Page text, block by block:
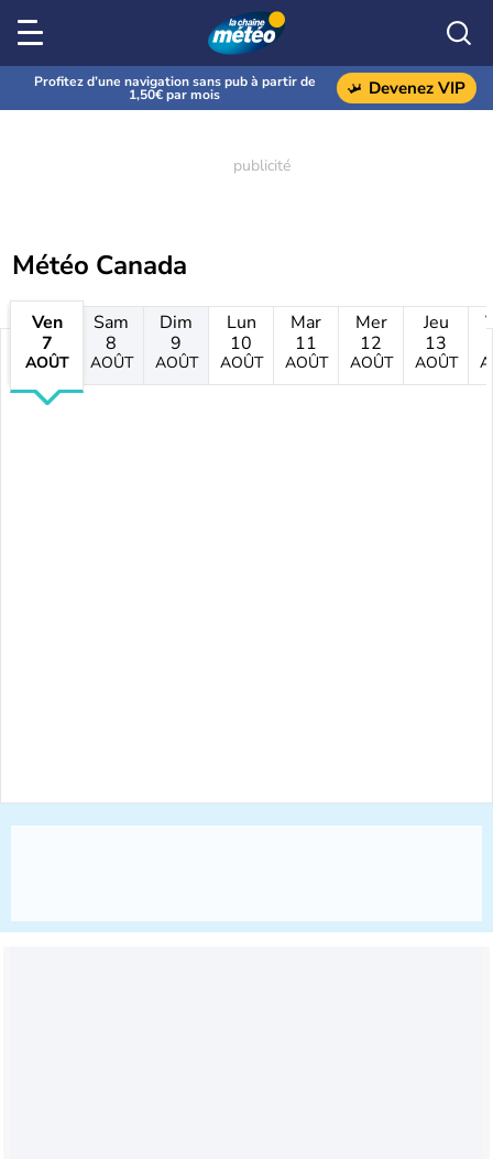
Profitez d’une navigation sans pub à partir de
1,50€ par mois Devenez VIP
Météo Canada
Ven
7
AOÛT
Sam
8
AOÛT
Dim
9
AOÛT
Lun
10
AOÛT
Mar
11
AOÛT
Mer
12
AOÛT
Jeu
13
AOÛT